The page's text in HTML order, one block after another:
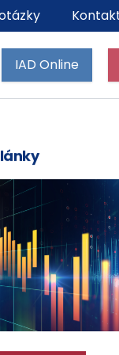
IAD Online